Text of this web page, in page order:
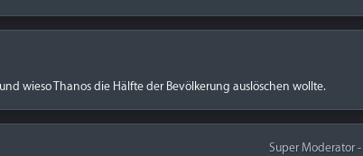
wieso Thanos die Hälfte der Bevölkerung auslöschen wollte.
Super Moderator -